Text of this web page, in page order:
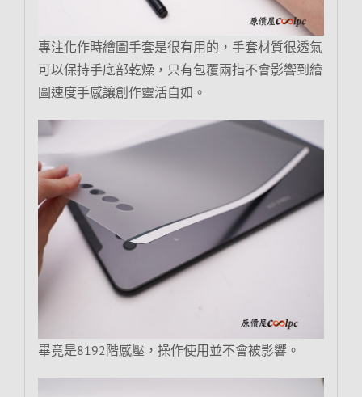
專注化作時繪圖手套是很有用的，手套材質很透氣
可以保持手底部乾燥，只有包覆兩指不會影響到繪
圖速度手感讓創作靈活自如。
畢竟是8192階感壓，操作使用並不會被影響。